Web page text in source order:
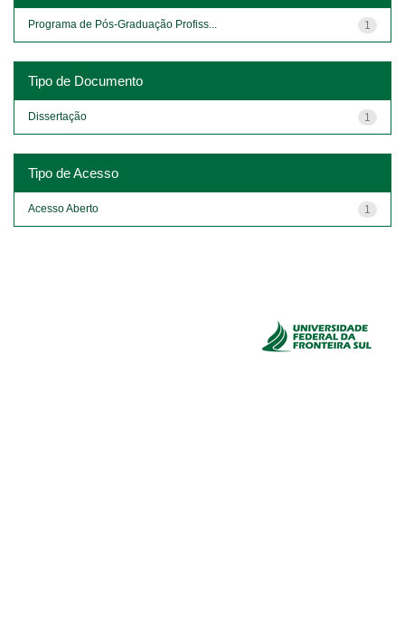
1
Programa de Pós-Graduação Profiss...
Tipo de Documento
1
Dissertação
Tipo de Acesso
1
Acesso Aberto